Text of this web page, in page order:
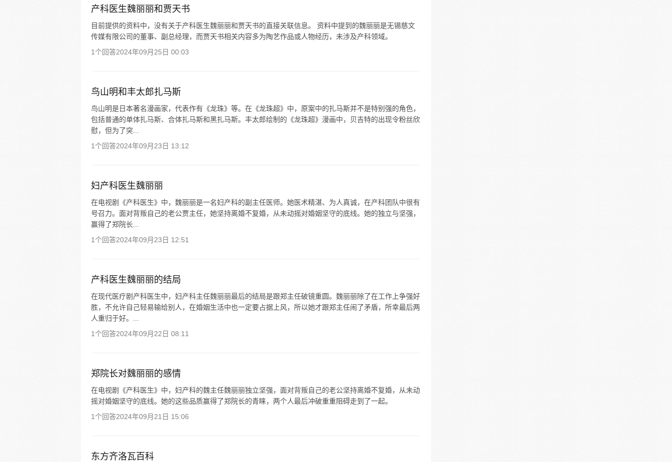
产科医生魏丽丽和贾天书
目前提供的资料中，没有关于产科医生魏丽丽和贾天书的直接关联信息。 资料中提到的魏丽丽是无锡慈文
传媒有限公司的董事、副总经理，而贾天书相关内容多为陶艺作品或人物经历，未涉及产科领域。
1个回答2024年09月25日 00:03
鸟山明和丰太郎扎马斯
鸟山明是日本著名漫画家，代表作有《龙珠》等。在《龙珠超》中，原案中的扎马斯并不是特别强的角色，
包括普通的单体扎马斯、合体扎马斯和黑扎马斯。丰太郎绘制的《龙珠超》漫画中，贝吉特的出现令粉丝欣
慰，但为了突...
1个回答2024年09月23日 13:12
妇产科医生魏丽丽
在电视剧《产科医生》中，魏丽丽是一名妇产科的副主任医师。她医术精湛、为人真诚，在产科团队中很有
号召力。面对背叛自己的老公贾主任，她坚持离婚不复婚，从未动摇对婚姻坚守的底线。她的独立与坚强，
赢得了郑院长...
1个回答2024年09月23日 12:51
产科医生魏丽丽的结局
在现代医疗剧产科医生中，妇产科主任魏丽丽最后的结局是跟郑主任破镜重圆。魏丽丽除了在工作上争强好
胜，不允许自己轻易输给别人，在婚姻生活中也一定要占据上风，所以她才跟郑主任闹了矛盾，所幸最后两
人重归于好。...
1个回答2024年09月22日 08:11
郑院长对魏丽丽的感情
在电视剧《产科医生》中，妇产科的魏主任魏丽丽独立坚强，面对背叛自己的老公坚持离婚不复婚，从未动
摇对婚姻坚守的底线。她的这些品质赢得了郑院长的青睐，两个人最后冲破重重阻碍走到了一起。
1个回答2024年09月21日 15:06
东方齐洛瓦百科